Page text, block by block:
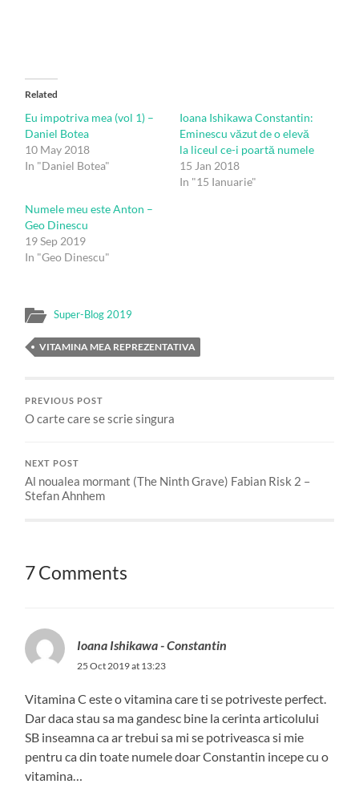
Related
Eu impotriva mea (vol 1) –
Daniel Botea
10 May 2018
In "Daniel Botea"
Ioana Ishikawa Constantin:
Eminescu văzut de o elevă
la liceul ce-i poartă numele
15 Jan 2018
In "15 Ianuarie"
Numele meu este Anton –
Geo Dinescu
19 Sep 2019
In "Geo Dinescu"
Super-Blog 2019
VITAMINA MEA REPREZENTATIVA
PREVIOUS POST
O carte care se scrie singura
NEXT POST
Al noualea mormant (The Ninth Grave) Fabian Risk 2 –
Stefan Ahnhem
7 Comments
Ioana Ishikawa - Constantin
25 Oct 2019 at 13:23
Vitamina C este o vitamina care ti se potriveste perfect.
Dar daca stau sa ma gandesc bine la cerinta articolului
SB inseamna ca ar trebui sa mi se potriveasca si mie
pentru ca din toate numele doar Constantin incepe cu o
vitamina…